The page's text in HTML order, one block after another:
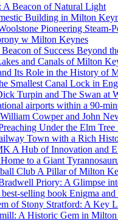
A Beacon of Natural Light
Building in Milton
Pioneering Steam-
w Milton Keynes
of Success Beyond
and Canals of Milton
Its Role in the History of
Smallest Canal Lock in
Turpin and The Swan at
airports within a 90-
Cowper and John
Under the Elm
Town with a Rich
A Hub of Innovation and
to a Giant
Club A Pillar of Milton
Priory: A Glimpse
best-selling book Enigma
of Stony Stratford: A Key
A Historic Gem in Milton